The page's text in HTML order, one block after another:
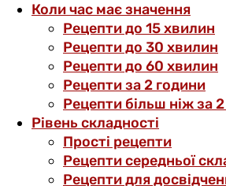
Коли час має значення
Рецепти до 15 хвилин
Рецепти до 30 хвилин
Рецепти до 60 хвилин
Рецепти за 2 години
Рецепти більш ніж за
Рівень складності
Прості рецепти
Рецепти середньої
Рецепти для